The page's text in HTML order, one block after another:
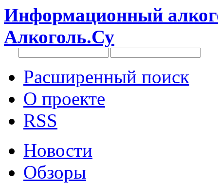
Информационный
Алкоголь.Су
Расширенный поиск
О проекте
RSS
Новости
Обзоры